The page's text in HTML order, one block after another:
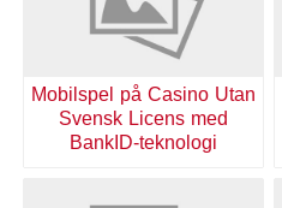
Mobilspel på Casino Utan
Svensk Licens med
BankID-teknologi